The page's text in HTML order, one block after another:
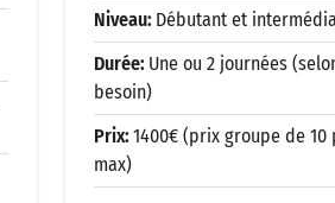
Niveau: Débutant et
Durée: Une ou 2 journées
besoin)
Prix: 1400€ (prix groupe de 10
max)